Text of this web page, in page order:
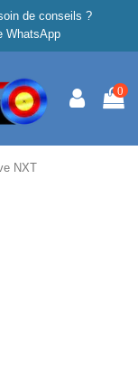
de conseils ?
WhatsApp
0
NXT